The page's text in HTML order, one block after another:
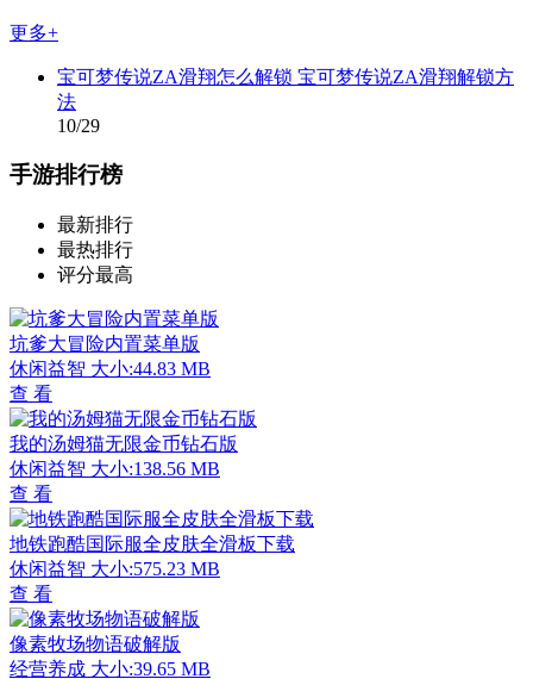
更多+
宝可梦传说ZA滑翔怎么解锁 宝可梦传说ZA滑翔解锁方
法
10/29
手游排行榜
最新排行
最热排行
评分最高
坑爹大冒险内置菜单版
休闲益智 大小:44.83 MB
查 看
我的汤姆猫无限金币钻石版
休闲益智 大小:138.56 MB
查 看
地铁跑酷国际服全皮肤全滑板下载
休闲益智 大小:575.23 MB
查 看
像素牧场物语破解版
经营养成 大小:39.65 MB